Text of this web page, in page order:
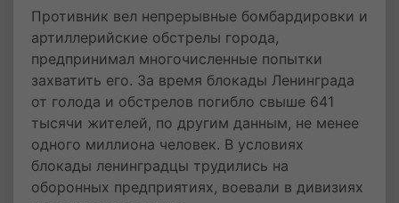
Противник вел непрерывные бомбардировки и
артиллерийские обстрелы города,
предпринимал многочисленные попытки
захватить его. За время блокады Ленинграда
от голода и обстрелов погибло свыше 641
тысячи жителей, по другим данным, не менее
одного миллиона человек. В условиях
блокады ленинградцы трудились на
оборонных предприятиях, воевали в дивизиях